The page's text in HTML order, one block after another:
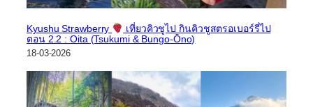
Kyushu Strawberry
เที่ยวคิวชูไป กินคิวชูสตรอเบอร์รี่ไป
ตอน 2.2 : Oita (Tsukumi & Bungo-Ōno)
18-03-2026